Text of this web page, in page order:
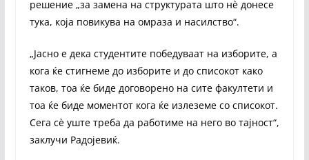
решение „за замена на структурата што нè донесе
тука, која повикува на омраза и насилство“.
„Јасно е дека студентите победуваат на изборите, а
кога ќе стигнеме до изборите и до списокот како
таков, тоа ќе биде договорено на сите факултети и
тоа ќе биде моментот кога ќе излеземе со списокот.
Сега сè уште треба да работиме на него во тајност“,
заклучи Радојевиќ.